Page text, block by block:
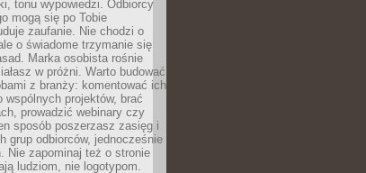
tonu wypowiedzi. Odbiorcy
mogą się po Tobie
zaufanie. Nie chodzi o
o świadome trzymanie się
Marka osobista rośnie
w próżni. Warto budować
z branży: komentować ich
projektów, brać
prowadzić webinary czy
sposób poszerzasz zasięg i
grup odbiorców, jednocześnie
Nie zapominaj też o stronie
ludziom, nie logotypom.